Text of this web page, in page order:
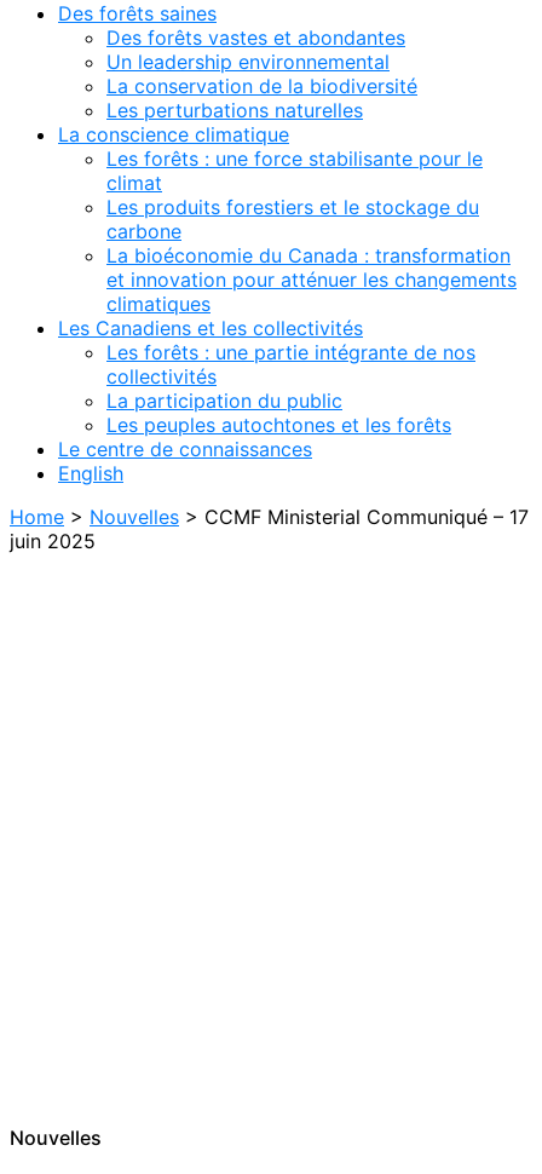
Des forêts saines
Des forêts vastes et abondantes
Un leadership environnemental
La conservation de la biodiversité
Les perturbations naturelles
La conscience climatique
Les forêts : une force stabilisante pour le
climat
Les produits forestiers et le stockage du
carbone
La bioéconomie du Canada : transformation
et innovation pour atténuer les changements
climatiques
Les Canadiens et les collectivités
Les forêts : une partie intégrante de nos
collectivités
La participation du public
Les peuples autochtones et les forêts
Le centre de connaissances
English
Home > Nouvelles > CCMF Ministerial Communiqué – 17
juin 2025
Nouvelles